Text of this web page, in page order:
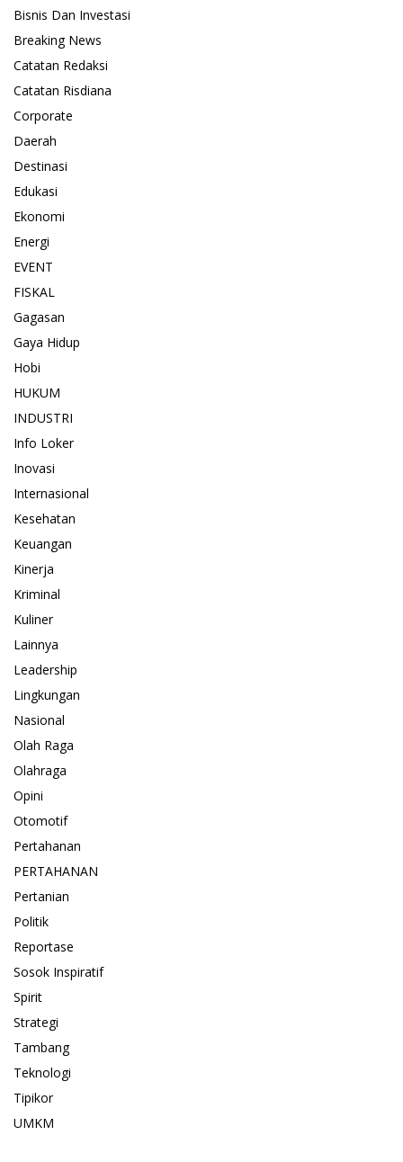
Bisnis Dan Investasi
Breaking News
Catatan Redaksi
Catatan Risdiana
Corporate
Daerah
Destinasi
Edukasi
Ekonomi
Energi
EVENT
FISKAL
Gagasan
Gaya Hidup
Hobi
HUKUM
INDUSTRI
Info Loker
Inovasi
Internasional
Kesehatan
Keuangan
Kinerja
Kriminal
Kuliner
Lainnya
Leadership
Lingkungan
Nasional
Olah Raga
Olahraga
Opini
Otomotif
Pertahanan
PERTAHANAN
Pertanian
Politik
Reportase
Sosok Inspiratif
Spirit
Strategi
Tambang
Teknologi
Tipikor
UMKM